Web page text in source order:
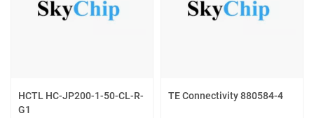
HCTL HC-JP200-1-50-CL-R-
G1
TE Connectivity 880584-4